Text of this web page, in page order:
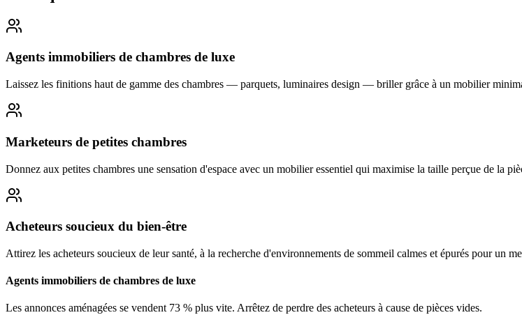
Agents immobiliers de chambres de luxe
Laissez les finitions haut de gamme des chambres — parquets, luminaires design — briller grâce à un mobilier
Marketeurs de petites chambres
Donnez aux petites chambres une sensation d'espace avec un mobilier essentiel qui maximise la taille perçue de la
Acheteurs soucieux du bien-être
Attirez les acheteurs soucieux de leur santé, à la recherche d'environnements de sommeil calmes et épurés pour un
Agents immobiliers de chambres de luxe
Les annonces aménagées se vendent 73 % plus vite. Arrêtez de perdre des acheteurs à cause de pièces vides.